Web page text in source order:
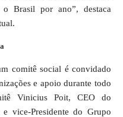
Brasil por ano”, destaca
comitê social é convidado
e apoio durante todo
Vinicius Poit, CEO do
vice-Presidente do Grupo